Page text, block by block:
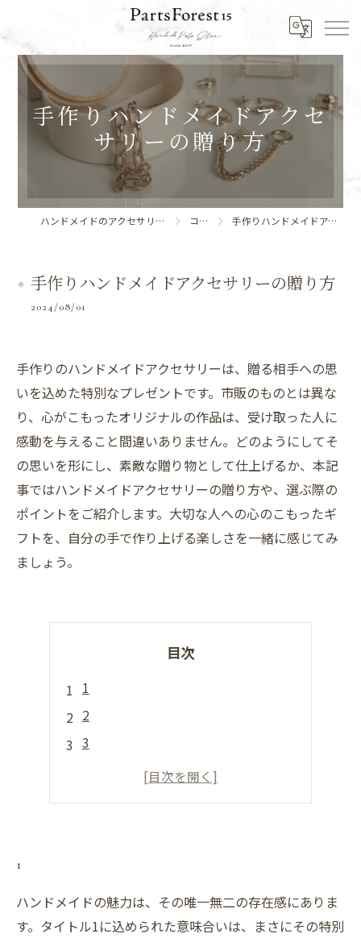
手作りハンドメイドアクセ
サリーの贈り方
ハンドメイドのアクセサリーならPartsForest15 コラム 手作りハンドメイドアクセサリーの贈り方
手作りハンドメイドアクセサリーの贈り方
2024/08/01
手作りのハンドメイドアクセサリーは、贈る相手への思
いを込めた特別なプレゼントです。市販のものとは異な
り、心がこもったオリジナルの作品は、受け取った人に
感動を与えること間違いありません。どのようにしてそ
の思いを形にし、素敵な贈り物として仕上げるか、本記
事ではハンドメイドアクセサリーの贈り方や、選ぶ際の
ポイントをご紹介します。大切な人への心のこもったギ
フトを、自分の手で作り上げる楽しさを一緒に感じてみ
ましょう。
目次
1
2
3
1
ハンドメイドの魅力は、その唯一無二の存在感にありま
す。タイトル1に込められた意味合いは、まさにその特別